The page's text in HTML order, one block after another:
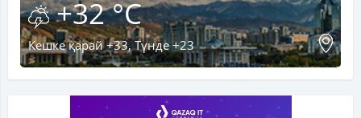
+32 °C
Кешке қарай +33, Түнде +23